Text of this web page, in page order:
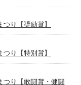
り【奨励賞】
り【特別賞】
り【敢闘賞・健闘